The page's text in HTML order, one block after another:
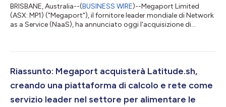
BRISBANE, Australia--(BUSINESS WIRE)--Megaport Limited
(ASX: MP1) ("Megaport"), il fornitore leader mondiale di Network
as a Service (NaaS), ha annunciato oggi l'acquisizione di
software e delle reti con sede in Bulgaria che ha incubato la
globale di Megaport a uno dei mercati di infrastrutture digitali
Riassunto: Megaport acquisterà Latitude.sh,
creando una piattaforma di calcolo e rete come
servizio leader nel settore per alimentare le